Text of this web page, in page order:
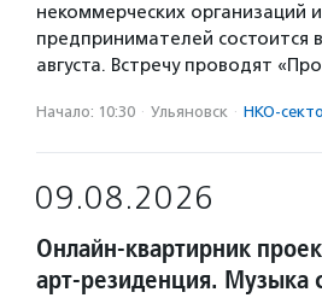
некоммерческих организаций
предпринимателей состоится
августа. Встречу проводят
Начало: 10:30 · Ульяновск · НКО-
09.08.2026
Онлайн-квартирник
арт-резиденция. Музыка